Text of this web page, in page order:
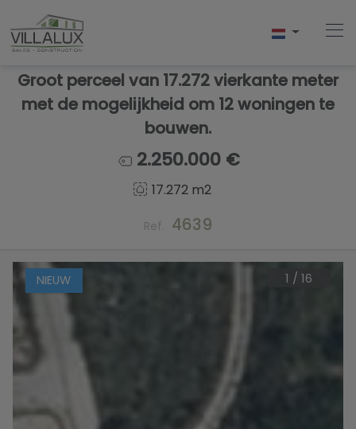
Over Ons
Blog
Groot perceel van 17.272 vierkante meter
met de mogelijkheid om 12 woningen te
bouwen.
2.250.000 €
17.272 m2
Ref. 4639
NIEUW 1 / 16